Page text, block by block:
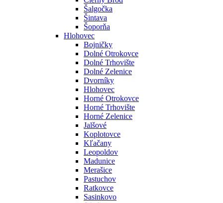
Šalgočka
Šintava
Šoporňa
Hlohovec
Bojničky
Dolné Otrokovce
Dolné Trhovište
Dolné Zelenice
Dvorníky
Hlohovec
Horné Otrokovce
Horné Trhovište
Horné Zelenice
Jalšové
Koplotovce
Kľačany
Leopoldov
Madunice
Merašice
Pastuchov
Ratkovce
Sasinkovo